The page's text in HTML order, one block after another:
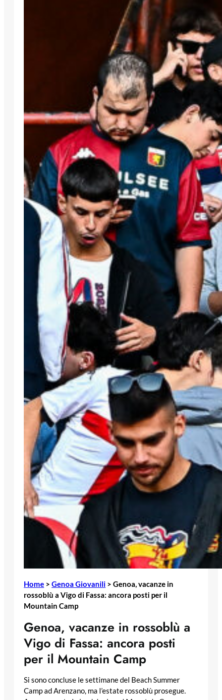
Home > Genoa Giovanili > Genoa, vacanze in
rossoblù a Vigo di Fassa: ancora posti per il
Mountain Camp
Genoa, vacanze in rossoblù a
Vigo di Fassa: ancora posti
per il Mountain Camp
Si sono concluse le settimane del Beach Summer
Camp ad Arenzano, ma l’estate rossoblù prosegue.